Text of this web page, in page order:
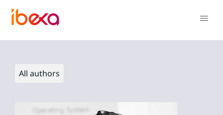
All authors